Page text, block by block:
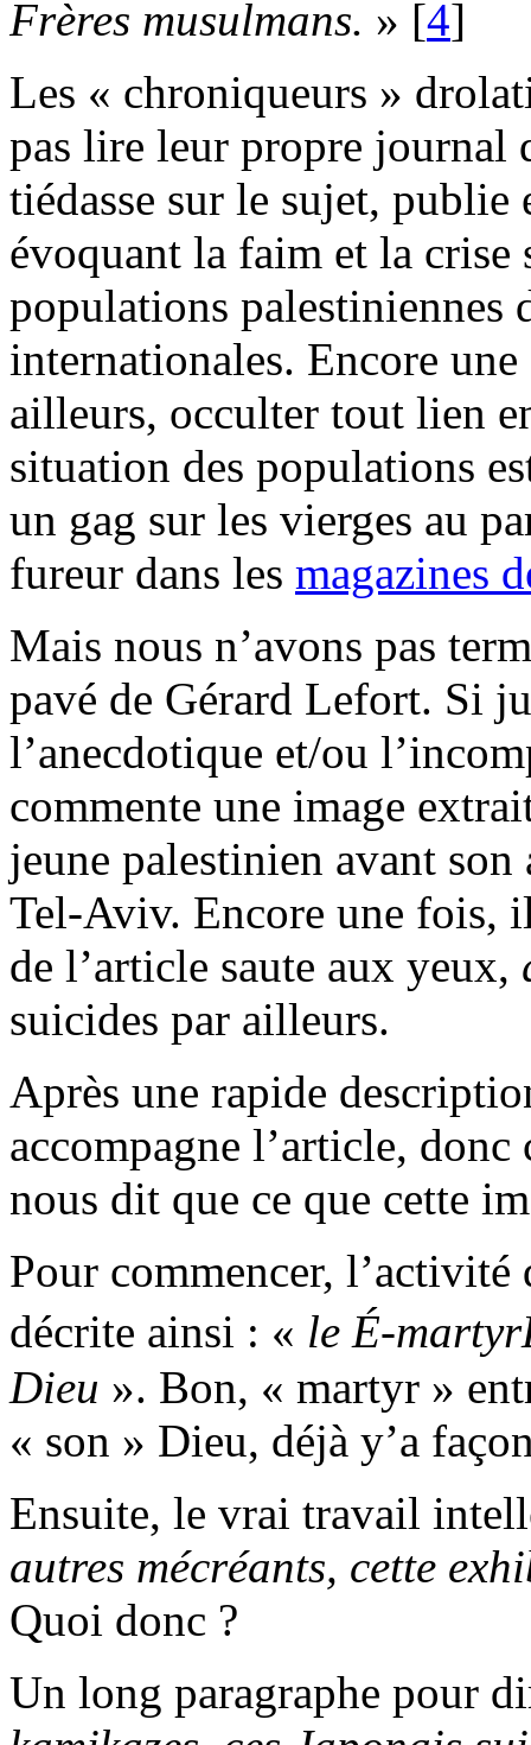
Frères musulmans. » [4]
Les « chroniqueurs »
pas lire leur propre journal
tiédasse sur le sujet,
évoquant la faim et la crise
populations palestiniennes
internationales. Encore
ailleurs, occulter tout lien
situation des populations
un gag sur les vierges au
fureur dans les magazines
Mais nous n’avons pas
pavé de Gérard Lefort. Si
l’anecdotique et/ou
commente une image
jeune palestinien avant
Tel-Aviv. Encore une fois,
de l’article saute aux yeux,
suicides par ailleurs.
Après une rapide
accompagne l’article,
nous dit que ce que cette
Pour commencer,
décrite ainsi : « le É-
Dieu ». Bon, « martyr »
« son » Dieu, déjà y’a
Ensuite, le vrai travail
autres mécréants, cette
Quoi donc ?
Un long paragraphe pour